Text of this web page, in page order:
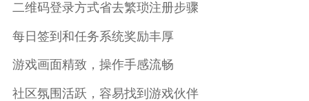
二维码登录方式省去繁琐注册步骤
每日签到和任务系统奖励丰厚
游戏画面精致，操作手感流畅
社区氛围活跃，容易找到游戏伙伴